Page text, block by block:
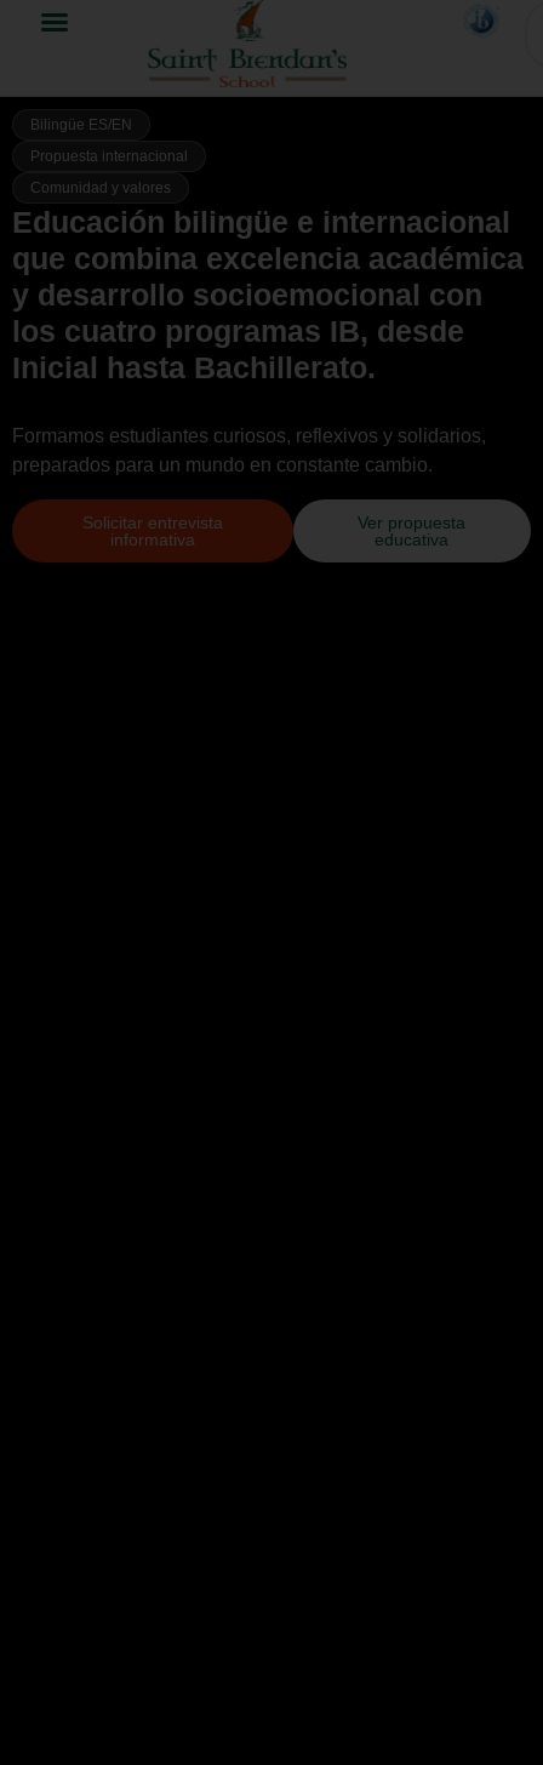
Bilingüe ES/EN
Propuesta internacional
Comunidad y valores
Educación bilingüe e internacional
que combina excelencia académica
y desarrollo socioemocional con
los cuatro programas IB, desde
Inicial hasta Bachillerato.
Formamos estudiantes curiosos, reflexivos y solidarios,
preparados para un mundo en constante cambio.
Solicitar entrevista
informativa
Ver propuesta
educativa